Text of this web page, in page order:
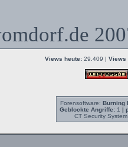
Views heute: 29.409 | Views
Forensoftware: Burning
Geblockte Angriffe:1 |
CT Security